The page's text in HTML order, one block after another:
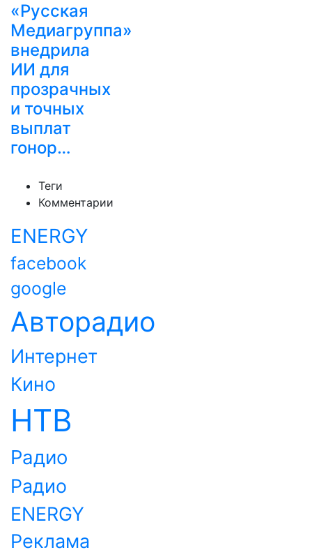
«Русская
Медиагруппа»
внедрила
ИИ для
прозрачных
и точных
выплат
гонор…
Теги
Комментарии
ENERGY
facebook
google
Авторадио
Интернет
Кино
НТВ
Радио
Радио
ENERGY
Реклама